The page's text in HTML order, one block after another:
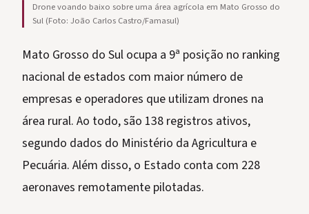
Drone voando baixo sobre uma área agrícola em Mato Grosso do
Sul (Foto: João Carlos Castro/Famasul)
Mato Grosso do Sul ocupa a 9ª posição no ranking
nacional de estados com maior número de
empresas e operadores que utilizam drones na
área rural. Ao todo, são 138 registros ativos,
segundo dados do Ministério da Agricultura e
Pecuária. Além disso, o Estado conta com 228
aeronaves remotamente pilotadas.